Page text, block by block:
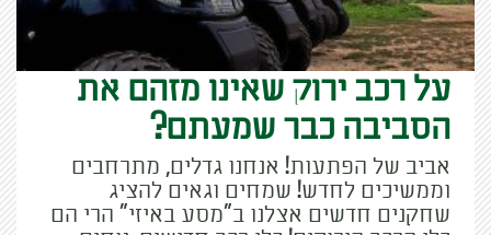
על רכב ירוק שאינו מזהם את
הסביבה כבר שמעתם?
אביב של הפתעות! אנחנו גדלים, מתרחבים
וממשיכים לחדש! שמחים וגאים להציג
שחקנים חדשים אצלנו ב"מסע באיזי" הרי הם